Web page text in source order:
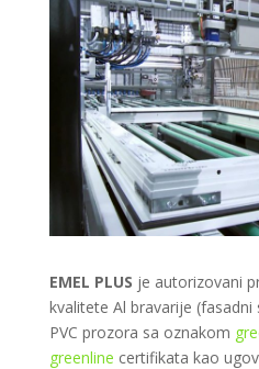
EMEL PLUS je autorizovani
kvalitete Al bravarije
PVC prozora sa oznakom
greenline certifikata kao